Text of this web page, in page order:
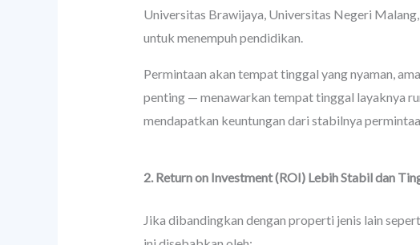
Universitas Brawijaya, Universitas Negeri
untuk menempuh pendidikan.
Permintaan akan tempat tinggal yang nyaman,
penting — menawarkan tempat tinggal layaknya
mendapatkan keuntungan dari stabilnya
2. Return on Investment (ROI) Lebih Stabil dan
Jika dibandingkan dengan properti jenis lain